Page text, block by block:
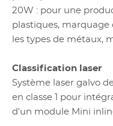
20W : pour une
plastiques, marquage
les types de métaux,
Classification laser
Système laser galvo
en classe 1 pour
d'un module Mini